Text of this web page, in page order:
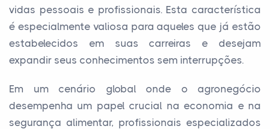
vidas pessoais e profissionais. Esta característica
é especialmente valiosa para aqueles que já estão
estabelecidos em suas carreiras e desejam
expandir seus conhecimentos sem interrupções.
Em um cenário global onde o agronegócio
desempenha um papel crucial na economia e na
segurança alimentar, profissionais especializados